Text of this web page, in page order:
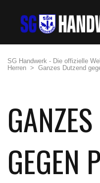
SG Handwerk - Die offizielle
Herren > Ganzes Dutzend
GEGEN